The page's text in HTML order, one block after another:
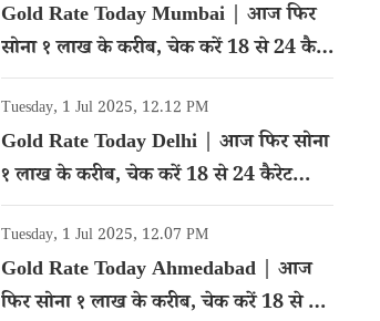
Gold Rate Today Mumbai | आज फिर
सोना १ लाख के करीब, चेक करें 18 से 24 कैरेट
गोल्ड का रेट
Tuesday, 1 Jul 2025, 12.12 PM
Gold Rate Today Delhi | आज फिर सोना
१ लाख के करीब, चेक करें 18 से 24 कैरेट
गोल्ड का रेट
Tuesday, 1 Jul 2025, 12.07 PM
Gold Rate Today Ahmedabad | आज
फिर सोना १ लाख के करीब, चेक करें 18 से 24